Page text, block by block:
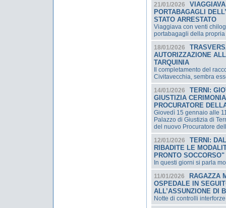
21/01/2026
PORTABAGAGLI
STATO ARRESTATO
Viaggiava con venti
portabagagli della propria
18/01/2026
AUTORIZZAZIONE
TARQUINIA
Il completamento del
Civitavecchia, sembra
14/01/2026
TERNI:
GIUSTIZIA
PROCURATORE
Giovedì 15 gennaio alle
Palazzo di Giustizia di
del nuovo Procuratore
12/01/2026
TERNI:
RIBADITE LE
PRONTO SOCCORSO"
In questi giorni si parla
11/01/2026
RAGAZZA
OSPEDALE IN
ALL’ASSUNZIONE DI
Notte di controlli